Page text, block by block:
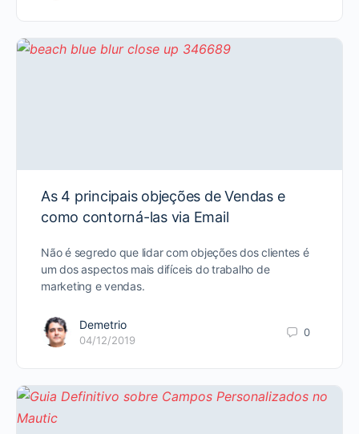
As 4 principais objeções de Vendas e
como contorná-las via Email
Não é segredo que lidar com objeções dos clientes é
um dos aspectos mais difíceis do trabalho de
marketing e vendas.
Demetrio
04/12/2019
0